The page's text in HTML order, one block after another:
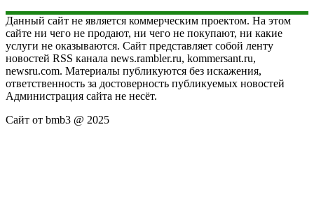
Данный сайт не является коммерческим проектом. На этом
сайте ни чего не продают, ни чего не покупают, ни какие
услуги не оказываются. Сайт представляет собой ленту
новостей RSS канала news.rambler.ru, kommersant.ru,
newsru.com. Материалы публикуются без искажения,
ответственность за достоверность публикуемых новостей
Администрация сайта не несёт.
Сайт от bmb3 @ 2025